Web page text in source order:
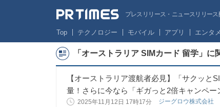
プレスリリース・ニュースリリー
Top テクノロジー モバイル アプリ エンタメ
「オーストラリア SIMカード 留学」
【オーストラリア渡航者必見】「サクッと
量！さらに今なら「ギガっと2倍キャンペー
2025年11月12日 17時17分 ジーグロウ株式会社